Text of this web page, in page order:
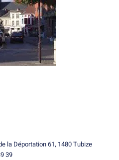
la Déportation 61, 1480 Tubize
39